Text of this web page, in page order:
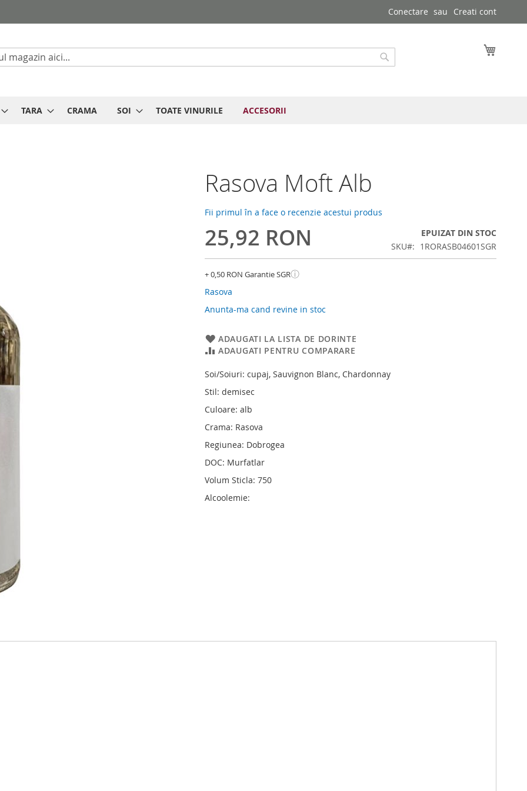
Conectare Creati cont
Cautare
TARA CRAMA SOI TOATE VINURILE ACCESORII
Rasova Moft Alb
Fii primul în a face o recenzie acestui produs
25,92 RON
EPUIZAT DIN STOC
SKU
1RORASB04601SGR
+ 0,50 RON Garantie SGRⓘ
Rasova
Anunta-ma cand revine in stoc
ADAUGATI LA LISTA DE DORINTE
ADAUGATI PENTRU COMPARARE
Soi/Soiuri: cupaj, Sauvignon Blanc, Chardonnay
Stil: demisec
Culoare: alb
Crama: Rasova
Regiunea: Dobrogea
DOC: Murfatlar
Volum Sticla: 750
Alcoolemie: